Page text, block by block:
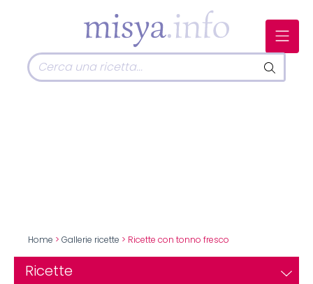
Home > Gallerie ricette > Ricette con tonno fresco
Ricette